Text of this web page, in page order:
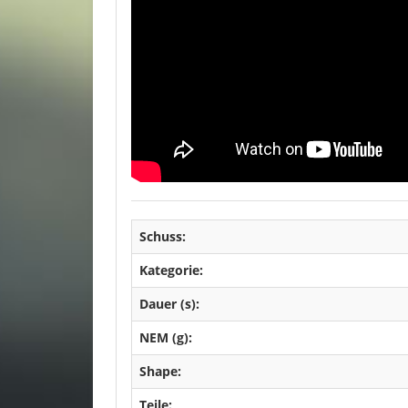
Schuss:
Kategorie:
Dauer (s):
NEM (g):
Shape: